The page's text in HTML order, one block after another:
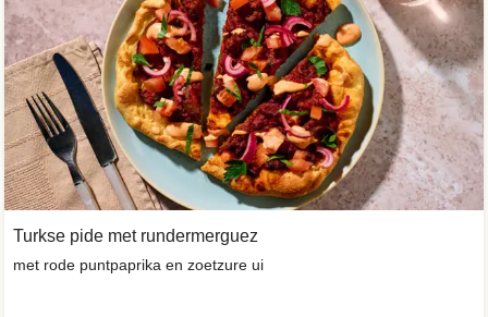
Turkse pide met rundermerguez
met rode puntpaprika en zoetzure ui